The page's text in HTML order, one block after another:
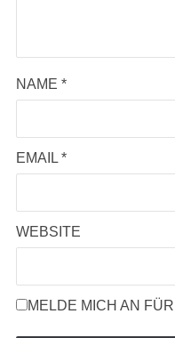
NAME *
EMAIL *
WEBSITE
MELDE MICH AN